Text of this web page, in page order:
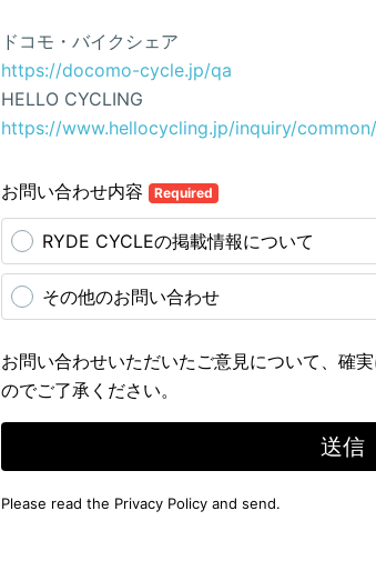
ドコモ・バイクシェア
https://docomo-cycle.jp/qa
HELLO CYCLING
https://www.hellocycling.jp/inquiry/common/
お問い合わせ内容 Required
RYDE CYCLEの掲載情報について
その他のお問い合わせ
お問い合わせいただいたご意見について、確
のでご了承ください。
送信
Please read the Privacy Policy and send.